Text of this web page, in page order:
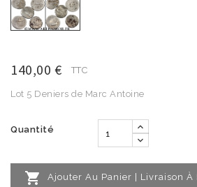
140,00 € TTC
Lot 5 Deniers de Marc Antoine
Quantité
 Ajouter Au Panier | Livraison